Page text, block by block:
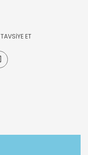
TAVSİYE ET